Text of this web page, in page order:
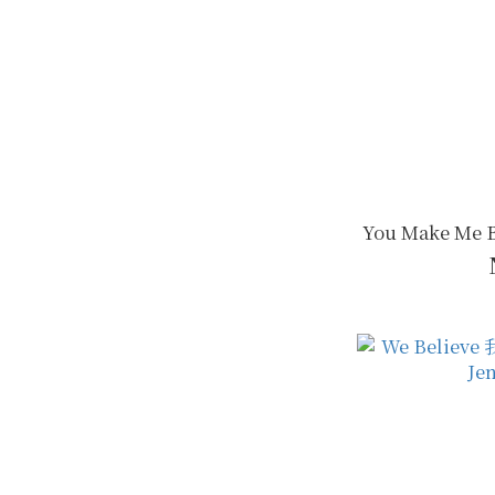
You Make Me